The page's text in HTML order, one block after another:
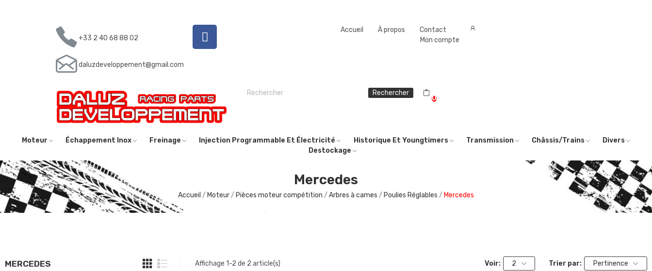
+33 2 40 68 88 02
daluzdeveloppement@gmail.com
Accueil À propos
Contact
Mon compte
Rechercher
0
Moteur Échappement Inox Freinage Injection Programmable Et Électricité Historique Et Youngtimers Transmission Châssis/Trains
Divers
Destockage
Mercedes
Accueil Moteur Pièces moteur compétition Arbres à cames Poulies Réglables Mercedes
MERCEDES Affichage 1-2 de 2 article(s) Voir: 2 Trier par: Pertinence